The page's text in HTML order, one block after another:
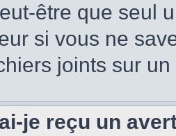
être que seul
si vous ne
joints sur un
je reçu un